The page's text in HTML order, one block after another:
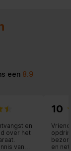
een8.9
en
over het
van
10
en